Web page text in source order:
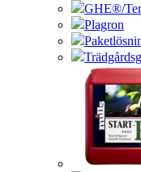
GHE®/
Plagron